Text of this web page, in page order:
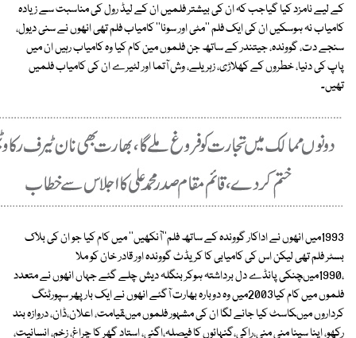
کے لیے نامزد کیا گیاجب کہ ان کی بیشتر فلمیں ان کے لیڈ رول کی مناسبت سے زیادہ
کامیاب نہ ہوسکیں ان کی ایک فلم ''مٹی اور سونا'' کامیاب فلم تھی انھوں نے سنی دیول،
سنجے دت، گووندہ، جیتندر کے ساتھ جن فلموں مین کام کیا وہ کامیاب رہیں ان میں
پاپ کی دنیا، خطروں کے کھلاڑی، زہریلے، وش آتما اور لٹیرے ان کی کامیاب فلمیں
تھیں۔
1993میں انھوں نے اداکار گووندہ کے ساتھ فلم''آنکھیں'' میں کام کیا جو ان کی بلاک
بسٹر فلم تھی لیکن اس کی کامیابی کا کریڈٹ گووندہ اور قادر خان کو ملا
،1990میںچنکی پانڈے دل برداشتہ ہوکر بنگلہ دیش چلے گئے جہاں انھوں نے متعدد
فلموں میں کام کیا2003میں وہ دوبارہ بھارت آگئے انھوں نے ایک بار پھر سپورٹنگ
کرداروں میںکاسٹ کیا جانے لگا ان کی مشہور فلموں میںقیامت، اعلان،ڈان، دروازہ بند
رکھو، اپنا سپنا منی منی،راکی،گنہائوں کا فیصلہ،اگنی، استاد گھر کا چراغ، زخم، انسانیت،